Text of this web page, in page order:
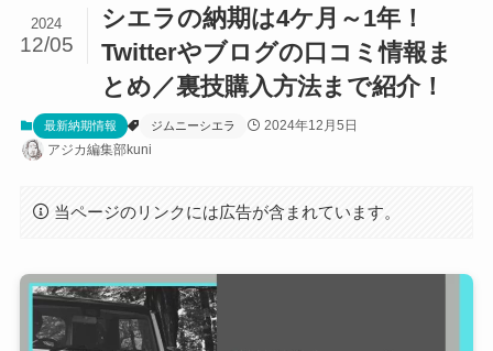
シエラの納期は4ケ月～1年！
Twitterやブログの口コミ情報ま
とめ／裏技購入方法まで紹介！
2024
12/05
最新納期情報 ジムニーシエラ
2024年12月5日
アジカ編集部kuni
当ページのリンクには広告が含まれています。